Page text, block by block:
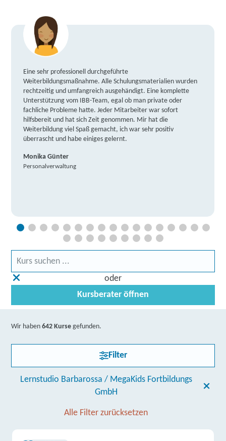
Eine sehr professionell durchgeführte
Weiterbildungsmaßnahme. Alle Schulungsmaterialien wurden
rechtzeitig und umfangreich ausgehändigt. Eine komplette
Unterstützung vom IBB-Team, egal ob man private oder
fachliche Probleme hatte. Jeder Mitarbeiter war sofort
hilfsbereit und hat sich Zeit genommen. Mir hat die
Weiterbildung viel Spaß gemacht, ich war sehr positiv
überrascht und habe einiges gelernt.
Monika Günter
Personalverwaltung
oder
Kursberater öffnen
Wir haben642 Kurse gefunden.
Filter
Lernstudio Barbarossa / MegaKids Fortbildungs
GmbH
Alle Filter zurücksetzen